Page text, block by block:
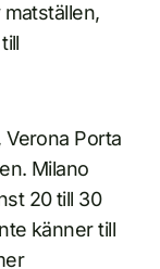
Verona Porta
Milano
20 till 30
känner till